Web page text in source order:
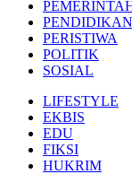
PENDIDIKAN
PERISTIWA
POLITIK
SOSIAL
LIFESTYLE
EKBIS
EDU
FIKSI
HUKRIM